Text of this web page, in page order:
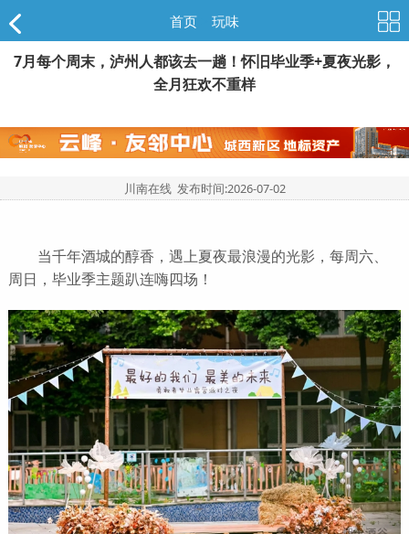
首页 玩味
7月每个周末，泸州人都该去一趟！怀旧毕业季+夏夜光影，
全月狂欢不重样
川南在线 发布时间:2026-07-02
当千年酒城的醇香，遇上夏夜最浪漫的光影，每周六、
周日，毕业季主题趴连嗨四场！